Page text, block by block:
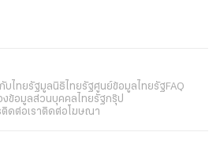
บไทยรัฐมูลนิธิไทยรัฐศูนย์ข้อมูลไทยรัฐFAQ
งข้อมูลส่วนบุคคลไทยรัฐกรุ๊ป
ติดต่อเราติดต่อโฆษณา